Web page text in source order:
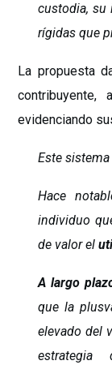
custodia,
rígidas que
La propuesta
evidenciando
Este
Hace
individuo
de valor el
A largo
que la
elevado del
estrategia